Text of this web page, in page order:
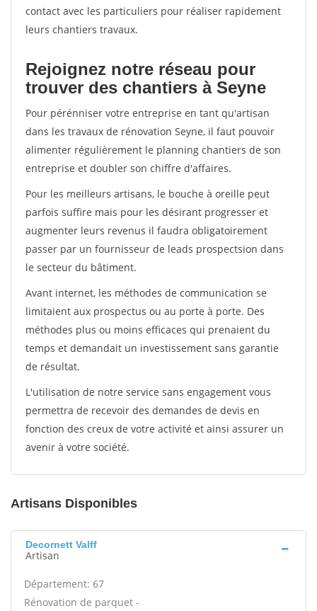
contact avec les particuliers pour réaliser rapidement
leurs chantiers travaux.
Rejoignez notre réseau pour
trouver des chantiers à Seyne
Pour pérénniser votre entreprise en tant qu'artisan
dans les travaux de rénovation Seyne, il faut pouvoir
alimenter régulièrement le planning chantiers de son
entreprise et doubler son chiffre d'affaires.
Pour les meilleurs artisans, le bouche à oreille peut
parfois suffire mais pour les désirant progresser et
augmenter leurs revenus il faudra obligatoirement
passer par un fournisseur de leads prospectsion dans
le secteur du bâtiment.
Avant internet, les méthodes de communication se
limitaient aux prospectus ou au porte à porte. Des
méthodes plus ou moins efficaces qui prenaient du
temps et demandait un investissement sans garantie
de résultat.
L'utilisation de notre service sans engagement vous
permettra de recevoir des demandes de devis en
fonction des creux de votre activité et ainsi assurer un
avenir à votre société.
Artisans Disponibles
Decornett Valff
Artisan
Département: 67
Rénovation de parquet -